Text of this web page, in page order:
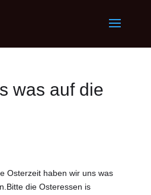
was auf die
Osterzeit haben wir uns was
die Osteressen is